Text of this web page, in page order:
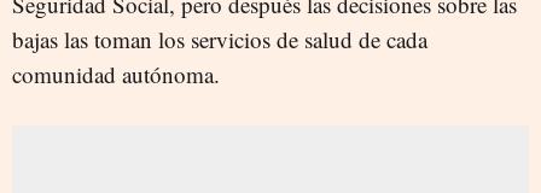
bajas las toman los servicios de salud de cada
comunidad autónoma.